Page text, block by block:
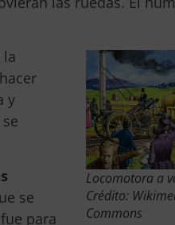
Locomotora a
Crédito:
Commons
la
y
se
para